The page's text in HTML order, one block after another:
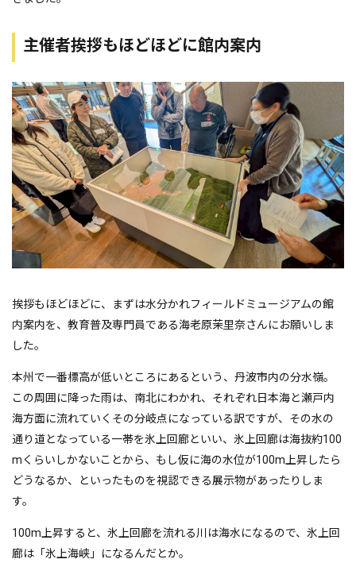
主催者挨拶もほどほどに館内案内
挨拶もほどほどに、まずは水分かれフィールドミュージアムの館
内案内を、教育普及専門員である海老原茉里奈さんにお願いしま
した。
本州で一番標高が低いところにあるという、丹波市内の分水嶺。
この周囲に降った雨は、南北にわかれ、それぞれ日本海と瀬戸内
海方面に流れていくその分岐点になっている訳ですが、その水の
通り道となっている一帯を氷上回廊といい、氷上回廊は海抜約100
mくらいしかないことから、もし仮に海の水位が100m上昇したら
どうなるか、といったものを視認できる展示物があったりしま
す。
100m上昇すると、氷上回廊を流れる川は海水になるので、氷上回
廊は「氷上海峡」になるんだとか。